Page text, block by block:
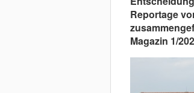
Reportage
Magazin 1/